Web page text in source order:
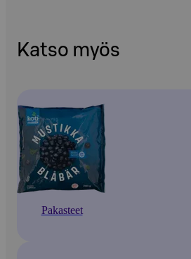
Katso myös
Pakasteet